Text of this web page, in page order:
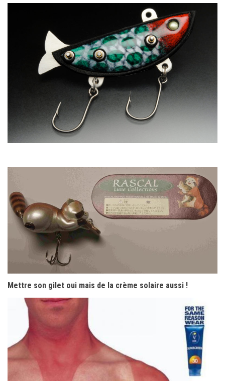
Mettre son gilet oui mais de la crème solaire aussi !